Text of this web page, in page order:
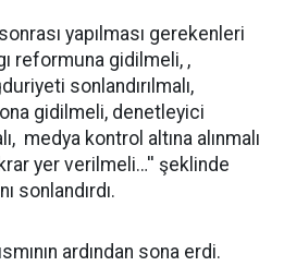
yapılması gerekenleri
reformuna gidilmeli, ,
sonlandırılmalı,
gidilmeli, denetleyici
medya kontrol altına alınmalı
yer verilmeli…'' şeklinde
sonlandırdı.
ardından sona erdi.